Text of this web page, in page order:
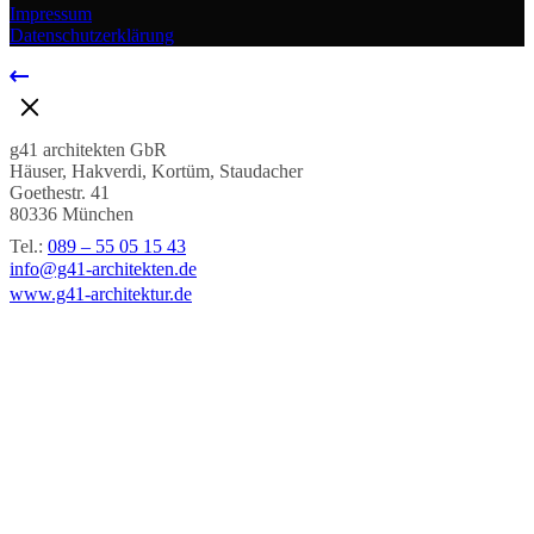
Impressum
Datenschutzerklärung
g41 architekten GbR
Häuser, Hakverdi, Kortüm, Staudacher
Goethestr. 41
80336 München
Tel.: 089 – 55 05 15 43
info@g41-architekten.de
www.g41-architektur.de